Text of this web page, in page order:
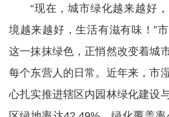
“现在，城市绿化越来越好
境越来越好，生活有滋有味！”
这一抹抹绿色，正悄然改变着城
每个东营人的日常。近年来，市
心扎实推进辖区内园林绿化建设